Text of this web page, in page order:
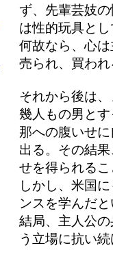
ず、先輩芸妓
は性的玩具と
何故なら、心
売られ、買わ
それから後は
幾人もの男と
那への腹いせ
出る。その結
せを得られる
しかし、米国
ンスを学んだ
結局、主人公
う立場に抗い